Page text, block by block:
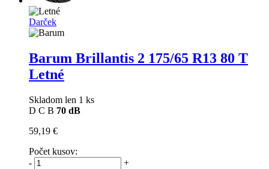
Darček
Barum Brillantis 2 175/65 R13 80 T
Letné
Skladom len 1 ks
D C B 70 dB
59,19 €
Počet kusov:
-
+